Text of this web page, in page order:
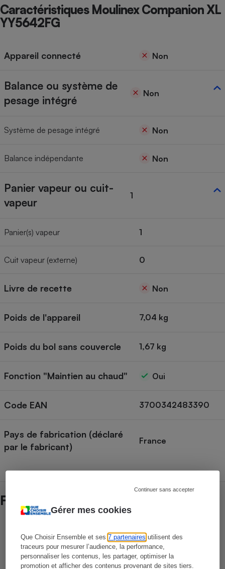
Gérer mes cookies
Que Choisir Ensemble et ses7 partenaires utilisent des
traceurs pour mesurer l’audience, la performance,
personnaliser les contenus, les partager, optimiser la
promotion et afficher des contenus provenant de sites tiers.
Continuer sans accepter
Caractéristiques Moulinex Companion XL
YY5642FG
Appareil connecté Non
Balance ou système de
pesage intégré
Non
Système de pesage intégré Non
Balance indépendante Non
Panier vapeur ou cuit-
vapeur
1
Panier(s) vapeur 1
Cuit vapeur (externe) 0
Livre de recette Non
Poids de l'appareil 7,04 kg
Poids du bol sans couvercle 1,67 kg
Fonction "Maintien au chaud" Oui
Code EAN 3700342483390
Pays de fabrication (déclaré
par le fabricant)
France
Fiabilité des marques
Durée de vie des marques
Sans panne